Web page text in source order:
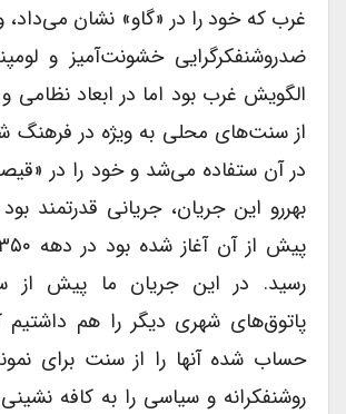
غرب که خود را در «گاو» نشان می‌داد، و
ضد‌روشنفکر‌گرایی خشونت‌آمیز و
الگویش غرب بود اما در ابعاد نظامی
از سنت‌های محلی به ویژه در فرهنگ
در آن ستفاده می‌شد و خود را در
بهررو این جریان، جریانی قدرتمند
رسید. در این جریان ما پیش از
پاتوق‌های شهری دیگر را هم داشتیم که
حساب شده آنها را از سنت برای
روشنفکرانه و سیاسی را به کافه نشینی